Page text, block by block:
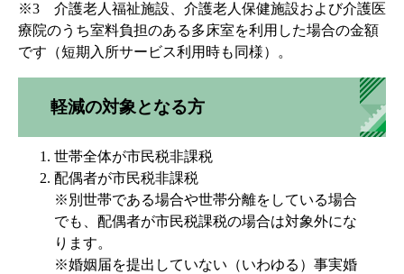
※3 介護老人福祉施設、介護老人保健施設および介護医
療院のうち室料負担のある多床室を利用した場合の金額
です（短期入所サービス利用時も同様）。
軽減の対象となる方
世帯全体が市民税非課税
配偶者が市民税非課税
※別世帯である場合や世帯分離をしている場合
でも、配偶者が市民税課税の場合は対象外にな
ります。
※婚姻届を提出していない（いわゆる）事実婚